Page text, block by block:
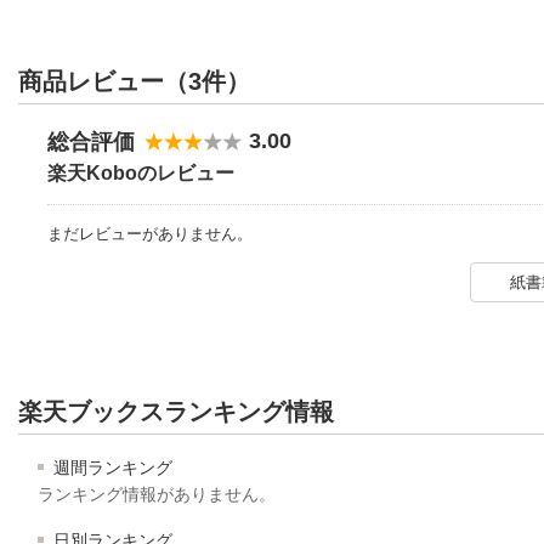
商品レビュー（3件）
総合評価 3.00
楽天Koboのレビュー
まだレビューがありません。
紙
楽天ブックスランキング情報
週間ランキング
ランキング情報がありません。